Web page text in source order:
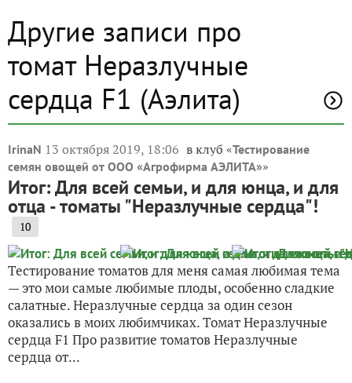
Другие записи про
томат Неразлучные
сердца F1 (Аэлита)
IrinaN 13 октября 2019, 18:06 в клуб «Тестирование
семян овощей от ООО «Агрофирма АЭЛИТА»»
Итог: Для всей семьи, и для юнца, и для
отца - томаты "Неразлучные сердца"!
10
Тестирование томатов для меня самая любимая тема
— это мои самые любимые плоды, особенно сладкие
салатные. Неразлучные сердца за один сезон
оказались в моих любимчиках. Томат Неразлучные
сердца F1 Про развитие томатов Неразлучные
сердца от...